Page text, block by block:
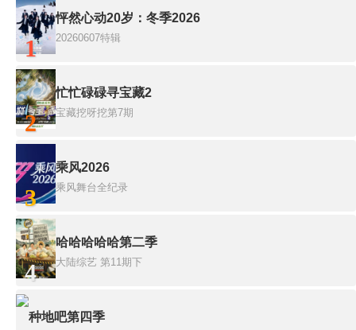
1
怦然心动20岁：冬季2026
20260607特辑
2
忙忙碌碌寻宝藏2
宝藏挖呀挖第7期
3
乘风2026
乘风舞台全纪录
4
哈哈哈哈哈第二季
大陆综艺 第11期下
种地吧第四季